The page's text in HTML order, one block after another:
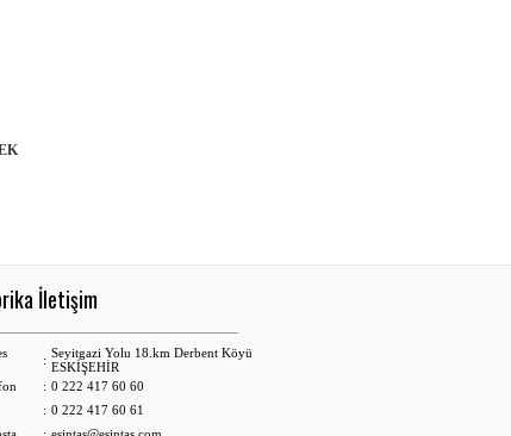
İletişim
: Seyitgazi Yolu 18.km Derbent Köyü
ESKİŞEHİR
: 0 222 417 60 60
: 0 222 417 60 61